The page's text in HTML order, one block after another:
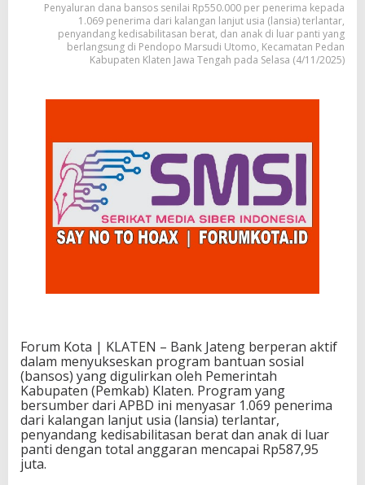
Penyaluran dana bansos senilai Rp550.000 per penerima kepada
1.069 penerima dari kalangan lanjut usia (lansia) terlantar,
penyandang kedisabilitasan berat, dan anak di luar panti yang
berlangsung di Pendopo Marsudi Utomo, Kecamatan Pedan
Kabupaten Klaten Jawa Tengah pada Selasa (4/11/2025)
Forum Kota | KLATEN – Bank Jateng berperan aktif
dalam menyukseskan program bantuan sosial
(bansos) yang digulirkan oleh Pemerintah
Kabupaten (Pemkab) Klaten. Program yang
bersumber dari APBD ini menyasar 1.069 penerima
dari kalangan lanjut usia (lansia) terlantar,
penyandang kedisabilitasan berat dan anak di luar
panti dengan total anggaran mencapai Rp587,95
juta.